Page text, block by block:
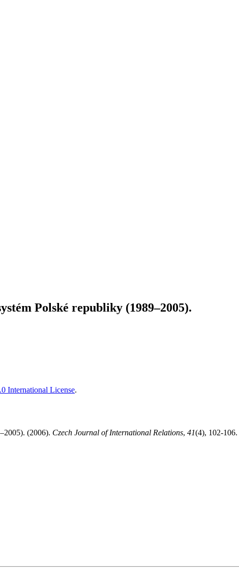
Polské republiky (1989–2005).
International License.
(2006). Czech Journal of International Relations, 41(4), 102-106.